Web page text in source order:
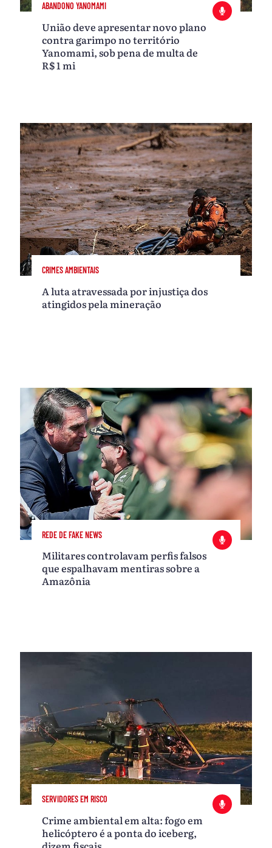
ABANDONO YANOMAMI
União deve apresentar novo plano
contra garimpo no território
Yanomami, sob pena de multa de
R$ 1 mi
CRIMES AMBIENTAIS
A luta atravessada por injustiça dos
atingidos pela mineração
REDE DE FAKE NEWS
Militares controlavam perfis falsos
que espalhavam mentiras sobre a
Amazônia
SERVIDORES EM RISCO
Crime ambiental em alta: fogo em
helicóptero é a ponta do iceberg,